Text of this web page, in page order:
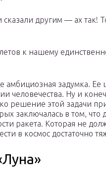
другим — ах
к нашему
задумка. Ее
человечества. Ну и
решение этой задачи
заключалась в том,
ракета. Которая не
в космос достаточно